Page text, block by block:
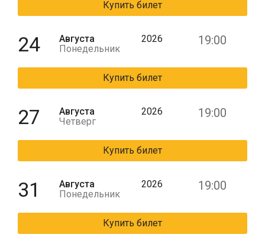
Купить билет
24
Августа
Понедельник
2026 19:00
Купить билет
27
Августа
Четверг
2026 19:00
Купить билет
31
Августа
Понедельник
2026 19:00
Купить билет